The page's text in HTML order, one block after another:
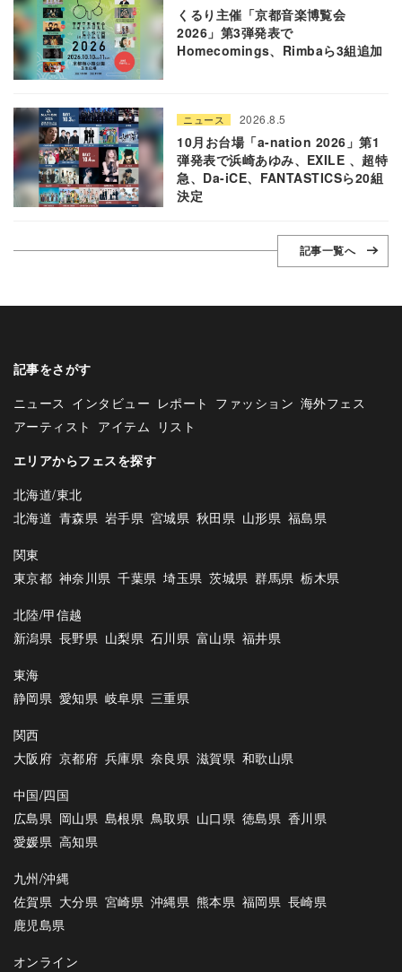
くるり主催「京都音楽博覧会
2026」第3弾発表で
Homecomings、Rimbaら3組追加
ニュース 2026.8.5
10月お台場「a-nation 2026」第1
弾発表で浜崎あゆみ、EXILE 、超特
急、Da-iCE、FANTASTICSら20組
決定
記事一覧へ
記事をさがす
ニュース インタビュー レポート ファッション 海外フェス
アーティスト アイテム リスト
エリアからフェスを探す
北海道/東北
北海道 青森県 岩手県 宮城県 秋田県 山形県 福島県
関東
東京都 神奈川県 千葉県 埼玉県 茨城県 群馬県 栃木県
北陸/甲信越
新潟県 長野県 山梨県 石川県 富山県 福井県
東海
静岡県 愛知県 岐阜県 三重県
関西
大阪府 京都府 兵庫県 奈良県 滋賀県 和歌山県
中国/四国
広島県 岡山県 島根県 鳥取県 山口県 徳島県 香川県
愛媛県 高知県
九州/沖縄
佐賀県 大分県 宮崎県 沖縄県 熊本県 福岡県 長崎県
鹿児島県
オンライン